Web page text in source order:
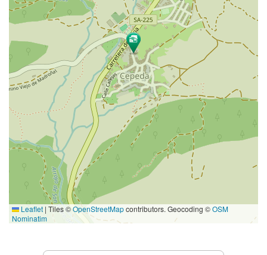
Leaflet | Tiles ©OpenStreetMapcontributors. Geocoding ©OSM
Nominatim